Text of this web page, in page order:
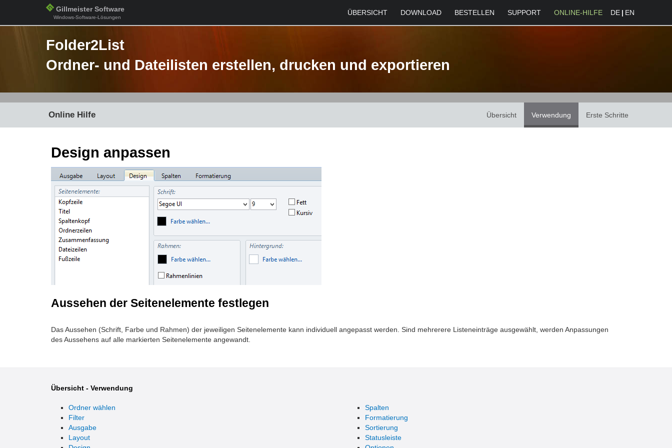
Gillmeister Software
Windows-Software-Lösungen
DE | EN
ÜBERSICHT DOWNLOAD BESTELLEN SUPPORT ONLINE-HILFE
Folder2List
Ordner- und Dateilisten erstellen, drucken und exportieren
Online Hilfe Übersicht Verwendung Erste Schritte
Design anpassen
Aussehen der Seitenelemente festlegen
Das Aussehen (Schrift, Farbe und Rahmen) der jeweiligen Seitenelemente kann individuell angepasst werden. Sind mehrerere Listeneinträge ausgewählt, werden Anpassungen
des Aussehens auf alle markierten Seitenelemente angewandt.
Übersicht - Verwendung
Ordner wählen
Filter
Ausgabe
Layout
Spalten
Formatierung
Sortierung
Statusleiste